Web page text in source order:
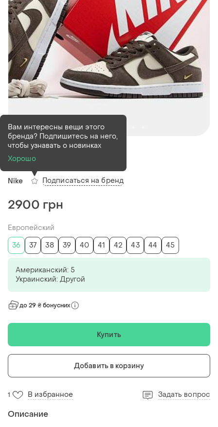
В наличии 10 шт
Nike sb dunk low
Nike
Вам интересны вещи этого
бренда? Подпишитесь на него,
чтобы узнавать о новинках
Хорошо
Подписаться на бренд
2900 грн
Европейский
36
37 38 39 40 41 42 43 44 45
Американский: 5
Украинский: Другой
до 29 ₴ бонусних
Купить
Добавить в корзину
1 В избранное Задать вопрос
Описание